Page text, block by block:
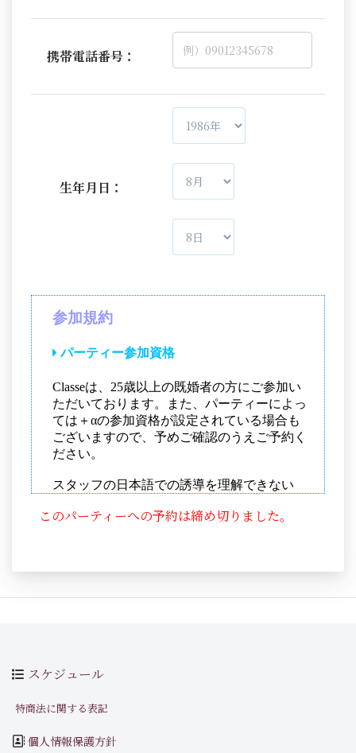
携帯電話番号：
生年月日：
このパーティーへの予約は締め切りました。
スケジュール
特商法に関する表記
個人情報保護方針